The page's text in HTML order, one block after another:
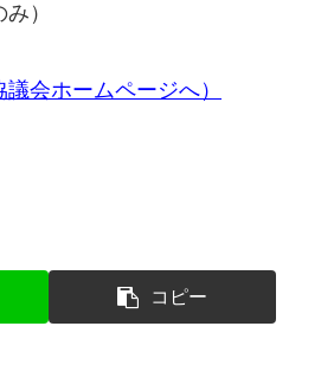
）
会ホームページへ）
コピー